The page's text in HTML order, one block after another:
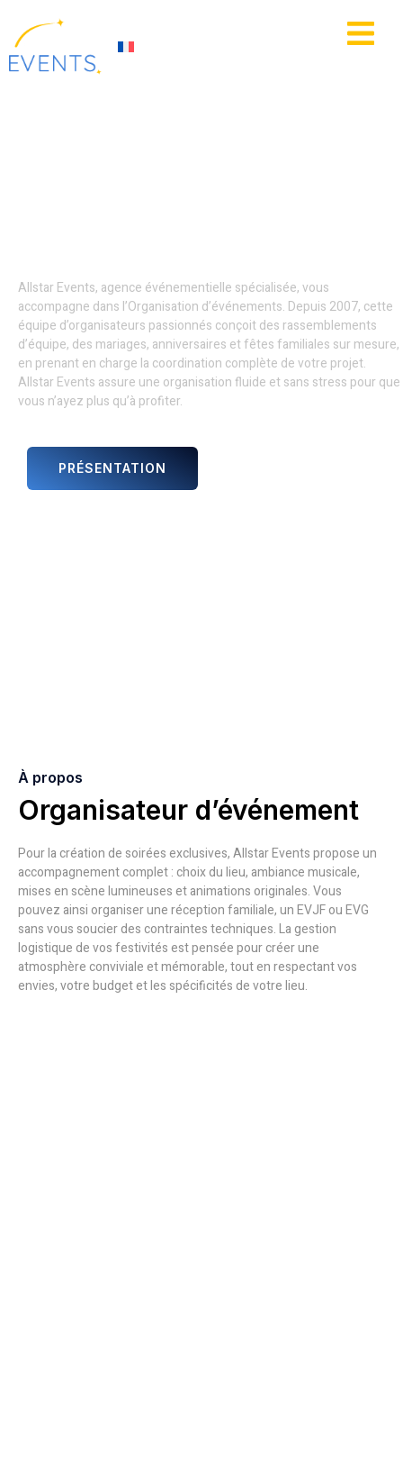
principal
Allstar Events, agence événementielle spécialisée, vous
accompagne dans l’Organisation d’événements. Depuis 2007, cette
équipe d’organisateurs passionnés conçoit des rassemblements
d’équipe, des mariages, anniversaires et fêtes familiales sur mesure,
en prenant en charge la coordination complète de votre projet.
Allstar Events assure une organisation fluide et sans stress pour que
vous n’ayez plus qu’à profiter.
PRÉSENTATION
À propos
Organisateur d’événement
Pour la création de soirées exclusives, Allstar Events propose un
accompagnement complet : choix du lieu, ambiance musicale,
mises en scène lumineuses et animations originales. Vous
pouvez ainsi organiser une réception familiale, un EVJF ou EVG
sans vous soucier des contraintes techniques. La gestion
logistique de vos festivités est pensée pour créer une
atmosphère conviviale et mémorable, tout en respectant vos
envies, votre budget et les spécificités de votre lieu.